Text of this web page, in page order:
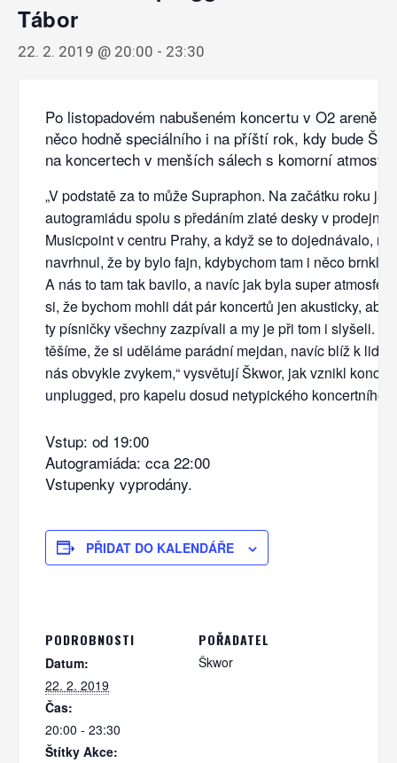
Tábor
22. 2. 2019 @ 20:00 - 23:30
Po listopadovém nabušeném koncertu v O2 areně
něco hodně speciálního i na příští rok, kdy bude
na koncertech v menších sálech s komorní
„V podstatě za to může Supraphon. Na začátku roku
autogramiádu spolu s předáním zlaté desky v prodejně
Musicpoint v centru Prahy, a když se to dojednávalo,
navrhnul, že by bylo fajn, kdybychom tam i něco brnkli
A nás to tam tak bavilo, a navíc jak byla super
si, že bychom mohli dát pár koncertů jen akusticky, aby
ty písničky všechny zazpívali a my je při tom i slyšeli.
těšíme, že si uděláme parádní mejdan, navíc blíž k
nás obvykle zvykem,“ vysvětují Škwor, jak vznikl
unplugged, pro kapelu dosud netypického koncertního
Vstup: od 19:00
Autogramiáda: cca 22:00
Vstupenky vyprodány.
PŘIDAT DO KALENDÁŘE
PODROBNOSTI
Datum:
22. 2. 2019
Čas:
20:00 - 23:30
Štítky Akce:
POŘADATEL
Škwor